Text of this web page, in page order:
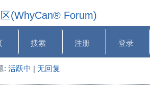
(WhyCan® Forum)
搜索 注册 登录
: 活跃中 | 无回复